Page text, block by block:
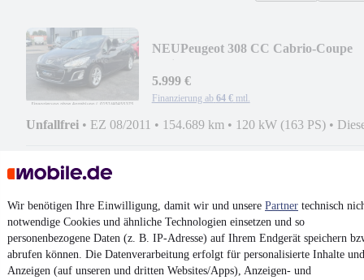
Wir benötigen Ihre Einwilligung, damit wir und unsere Partner technisch
notwendige Cookies und ähnliche Technologien einsetzen und so
personenbezogene Daten (z. B. IP-Adresse) auf Ihrem Endgerät speichern
abrufen können. Die Datenverarbeitung erfolgt für personalisierte Inhalte und
Anzeigen (auf unseren und dritten Websites/Apps), Anzeigen- und
NEUPeugeot 308 CC Cabrio-Coupe
5.999 €
Finanzierung ab 64 € mtl.
Unfallfrei • EZ 08/2011 • 154.689 km • 120 kW (163 PS) •
¹MwSt. ausweisbar